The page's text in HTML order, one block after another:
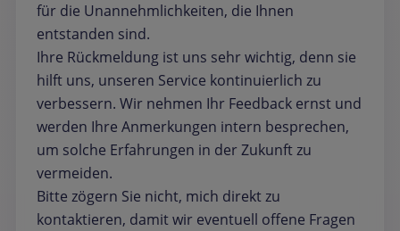
für die Unannehmlichkeiten, die Ihnen
entstanden sind.
Ihre Rückmeldung ist uns sehr wichtig, denn sie
hilft uns, unseren Service kontinuierlich zu
verbessern. Wir nehmen Ihr Feedback ernst und
werden Ihre Anmerkungen intern besprechen,
um solche Erfahrungen in der Zukunft zu
vermeiden.
Bitte zögern Sie nicht, mich direkt zu
kontaktieren, damit wir eventuell offene Fragen